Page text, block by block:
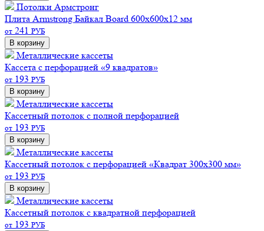
Потолки Армстронг
Плита Armstrong Байкал Board 600х600х12 мм
от 241 РУБ
В корзину
Металлические кассеты
Кассета с перфорацией «9 квадратов»
от 193 РУБ
В корзину
Металлические кассеты
Кассетный потолок с полной перфорацией
от 193 РУБ
В корзину
Металлические кассеты
Кассетный потолок с перфорацией «Квадрат 300х300 мм»
от 193 РУБ
В корзину
Металлические кассеты
Кассетный потолок с квадратной перфорацией
от 193 РУБ